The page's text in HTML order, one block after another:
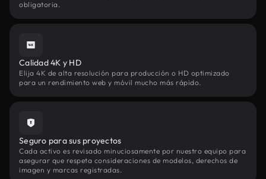
obligatoria.
Calidad 4K y HD
Elija 4K de alta resolución para producción o HD optimizado
para un rendimiento web y móvil mucho más rápido.
Seguro para sus proyectos
Cada activo es revisado minuciosamente por nuestro equipo para
asegurar que respeta consideraciones de modelos, derechos de
imagen y marcas registradas.